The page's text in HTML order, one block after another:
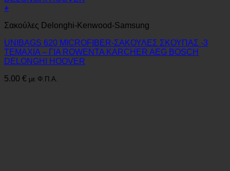
+
Σακούλες Delonghi-Kenwood-Samsung
UNIBAGS 620 MICROFIBER-ΣΑΚΟΥΛΕΣ ΣΚΟΥΠΑΣ -3
ΤΕΜΑΧΙΑ – ΓΙΑ ROWENTA KARCHER AEG BOSCH
DELONGHI HOOVER
5.00 € με Φ.Π.Α.